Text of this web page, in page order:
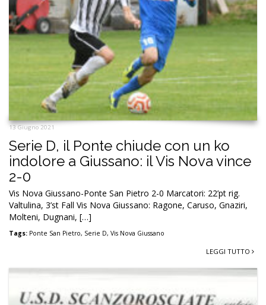
13 Giugno 2021
Serie D, il Ponte chiude con un ko
indolore a Giussano: il Vis Nova vince
2-0
Vis Nova Giussano-Ponte San Pietro 2-0 Marcatori: 22’pt rig.
Valtulina, 3’st Fall Vis Nova Giussano: Ragone, Caruso, Gnaziri,
Molteni, Dugnani, […]
Tags: Ponte San Pietro, Serie D, Vis Nova Giussano
LEGGI TUTTO